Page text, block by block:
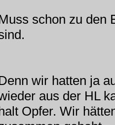
schon zu den
wir hatten ja
aus der HL
Opfer. Wir